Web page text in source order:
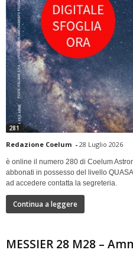
281
Redazione Coelum - 28 Luglio 2026
è online il numero 280 di Coelum
abbonati in possesso del livello
ad accedere contatta la segreteria.
Continua a leggere
MESSIER 28 M28 –